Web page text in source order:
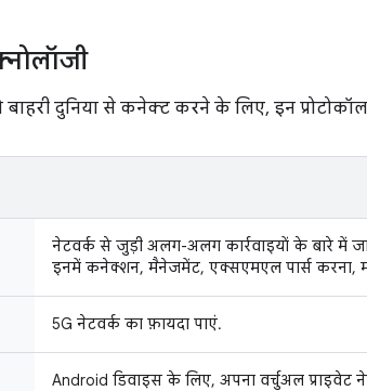
दुनिया से कनेक्ट करने के लिए, इन
नेटवर्क से जुड़ी अलग-अलग कार्रवाइयों के बारे में
इनमें कनेक्शन, मैनेजमेंट, एक्सएमएल पार्स करना,
5G नेटवर्क का फ़ायदा पाएं.
Android डिवाइस के लिए, अपना वर्चुअल